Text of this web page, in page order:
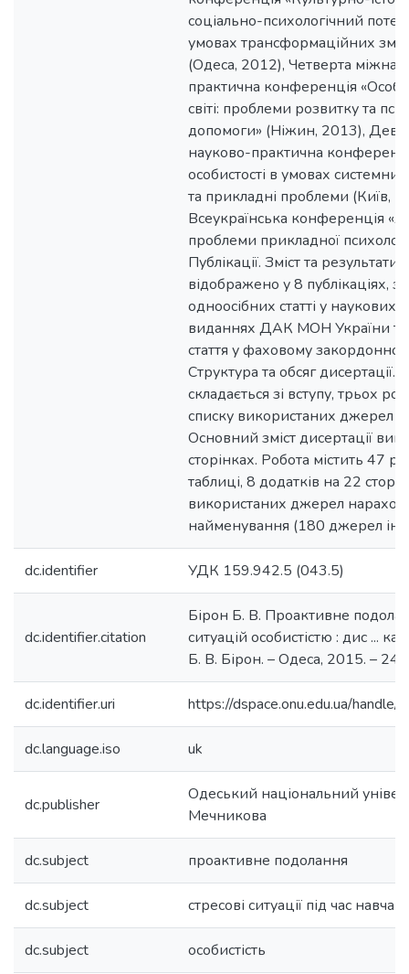
dc.identifier УДК 159.942.5 (043.5)
dc.identifier.citation
Бірон Б. В. Проактивне
ситуацій особистістю : дис ...
Б. В. Бірон. – Одеса, 2015. – 246
dc.identifier.uri https://dspace.onu.edu.ua/
dc.language.iso uk
dc.publisher
Одеський національний
Мечникова
dc.subject проактивне подолання
dc.subject стресові ситуації під час
dc.subject особистість